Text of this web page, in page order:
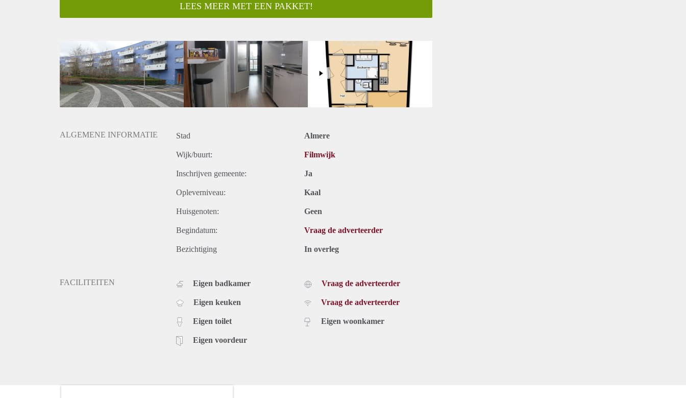
Borg: 1 Maand
Huisdieren toegestaan: Afhankelijk van de Eigenaar
Huurtoeslag grens: Nee
Geschikt voor studenten: Afhankelijk van de Eigenaar
LEES MEER MET EEN PAKKET!
ALGEMENE INFORMATIE Stad Almere
Wijk/buurt: Filmwijk
Inschrijven gemeente: Ja
Opleverniveau: Kaal
Huisgenoten: Geen
Begindatum: Vraag de adverteerder
Bezichtiging In overleg
FACILITEITEN Eigen badkamer
Eigen keuken
Eigen toilet
Eigen voordeur
Vraag de adverteerder
Vraag de adverteerder
Eigen woonkamer